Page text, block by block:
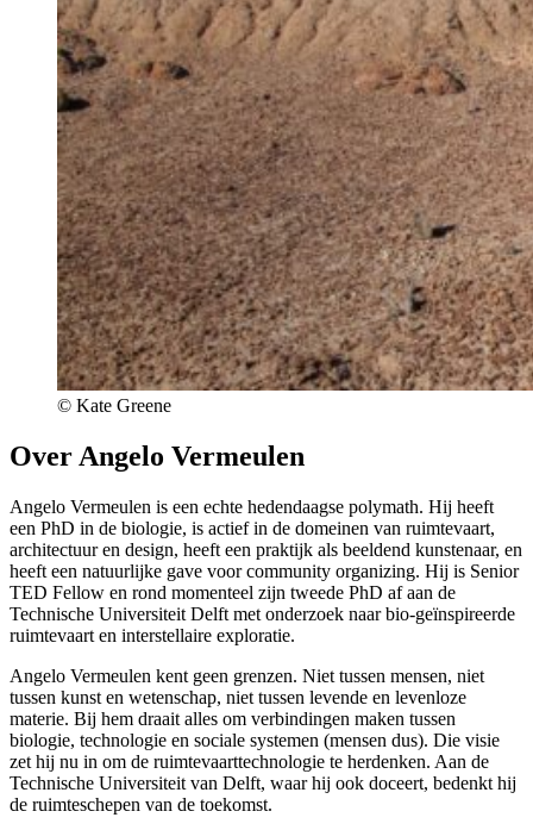
© Kate Greene
Over Angelo Vermeulen
Angelo Vermeulen is een echte hedendaagse polymath. Hij heeft
een PhD in de biologie, is actief in de domeinen van ruimtevaart,
architectuur en design, heeft een praktijk als beeldend kunstenaar, en
heeft een natuurlijke gave voor community organizing. Hij is Senior
TED Fellow en rond momenteel zijn tweede PhD af aan de
Technische Universiteit Delft met onderzoek naar bio-geïnspireerde
ruimtevaart en interstellaire exploratie.
Angelo Vermeulen kent geen grenzen. Niet tussen mensen, niet
tussen kunst en wetenschap, niet tussen levende en levenloze
materie. Bij hem draait alles om verbindingen maken tussen
biologie, technologie en sociale systemen (mensen dus). Die visie
zet hij nu in om de ruimtevaarttechnologie te herdenken. Aan de
Technische Universiteit van Delft, waar hij ook doceert, bedenkt hij
de ruimteschepen van de toekomst.